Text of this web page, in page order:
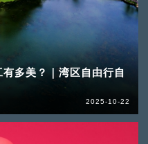
多美？｜湾区自由行自
2025-10-22